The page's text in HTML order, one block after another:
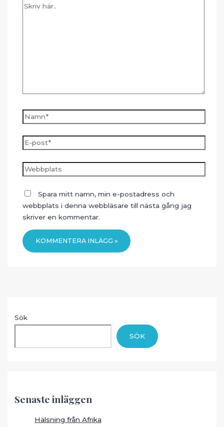
Skriv
Namn*
E-
post*
Webbplats
Spara mitt namn, min e-postadress och
webbplats i denna webbläsare till nästa gång jag
skriver en kommentar.
Sök
SÖK
Senaste inläggen
Hälsning från Afrika